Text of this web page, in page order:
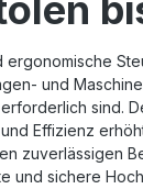
und
sind.
Effizienz
zuverlässigen
und sichere